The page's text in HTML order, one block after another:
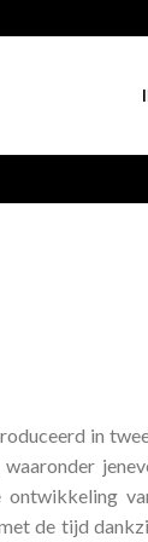
in
ontwikkeling
de tijd